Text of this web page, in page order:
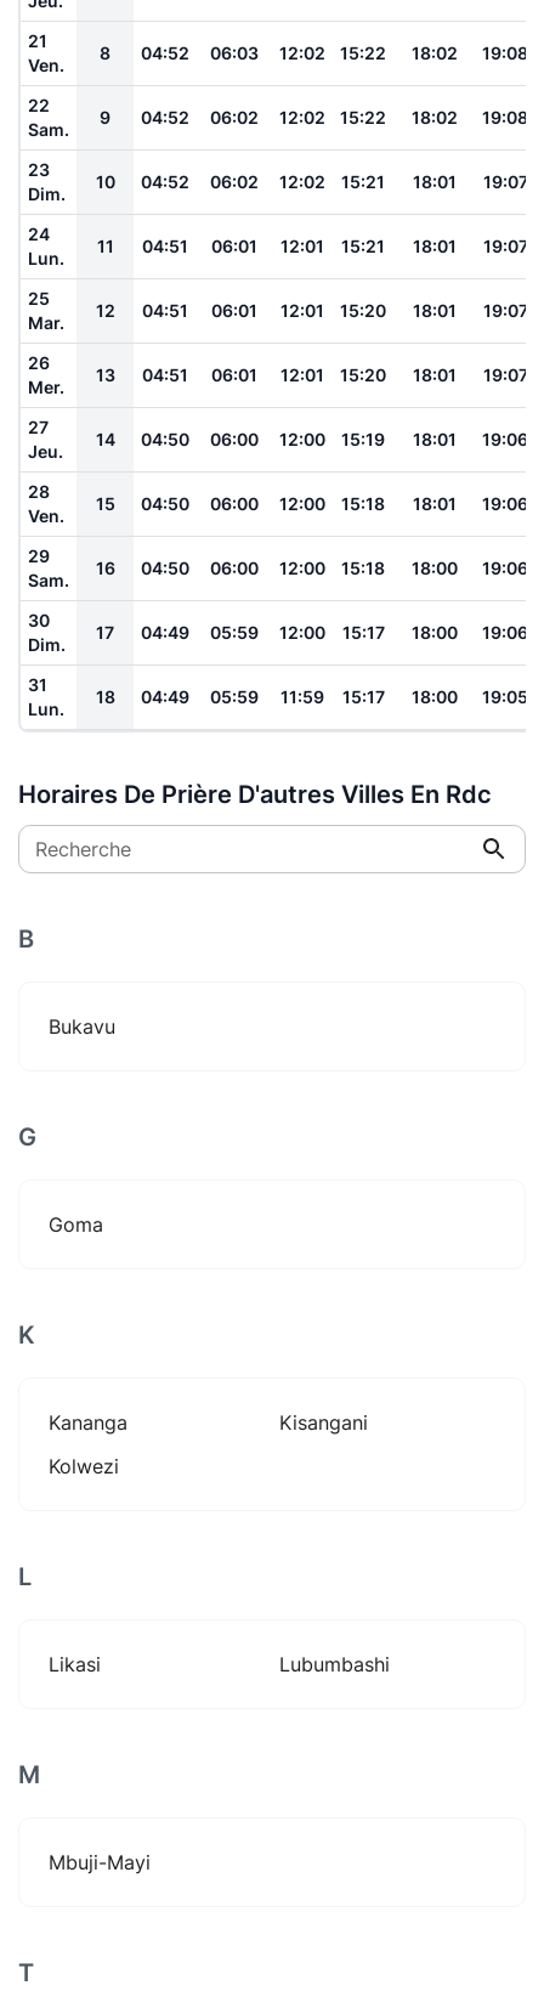
21
Ven.
8 04:52 06:03 12:02 15:22 18:02 19:08
22
Sam.
9 04:52 06:02 12:02 15:22 18:02 19:08
23
Dim.
10 04:52 06:02 12:02 15:21 18:01 19:07
24
Lun.
11 04:51 06:01 12:01 15:21 18:01 19:07
25
Mar.
12 04:51 06:01 12:01 15:20 18:01 19:07
26
Mer.
13 04:51 06:01 12:01 15:20 18:01 19:07
27
Jeu.
14 04:50 06:00 12:00 15:19 18:01 19:06
28
Ven.
15 04:50 06:00 12:00 15:18 18:01 19:06
29
Sam.
16 04:50 06:00 12:00 15:18 18:00 19:06
30
Dim.
17 04:49 05:59 12:00 15:17 18:00 19:06
31
Lun.
18 04:49 05:59 11:59 15:17 18:00 19:05
Horaires De Prière D'autres Villes En Rdc
Recherche
B
Bukavu
G
Goma
K
Kananga
Kisangani
Kolwezi
L
Likasi Lubumbashi
M
Mbuji-Mayi
T